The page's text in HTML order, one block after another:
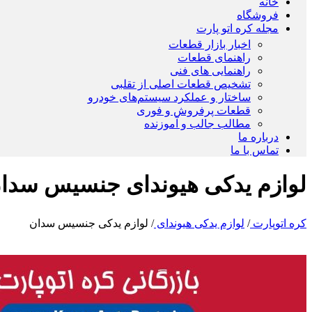
فروشگاه
مجله کره اتو پارت
اخبار بازار قطعات
راهنمای قطعات
راهنمایی های فنی
تشخیص قطعات اصلی از تقلبی
ساختار و عملکرد سیستم‌های خودرو
قطعات پرفروش و فوری
مطالب جالب و آموزنده
درباره ما
تماس با ما
لوازم یدکی هیوندای جنسیس
کره اتوپارت/ لوازم یدکی هیوندای/ لوازم یدکی جنسیس سدان